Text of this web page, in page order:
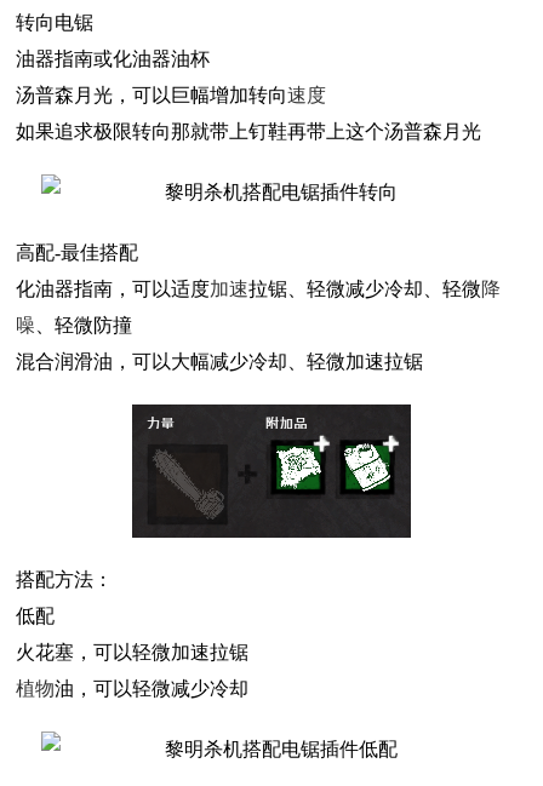
转向电锯
油器指南或化油器油杯
汤普森月光，可以巨幅增加转向速度
如果追求极限转向那就带上钉鞋再带上这个汤普森月光
高配-最佳搭配
化油器指南，可以适度加速拉锯、轻微减少冷却、轻微降
噪 、轻微防撞
混合润滑油，可以大幅减少冷却、轻微加速拉锯
搭配方法：
低配
火花塞，可以轻微加速拉锯
植物油，可以轻微减少冷却